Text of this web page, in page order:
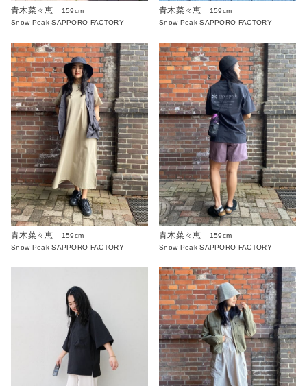
青木菜々恵
159cm
Snow Peak SAPPORO FACTORY
青木菜々恵
159cm
Snow Peak SAPPORO FACTORY
青木菜々恵
159cm
Snow Peak SAPPORO FACTORY
青木菜々恵
159cm
Snow Peak SAPPORO FACTORY